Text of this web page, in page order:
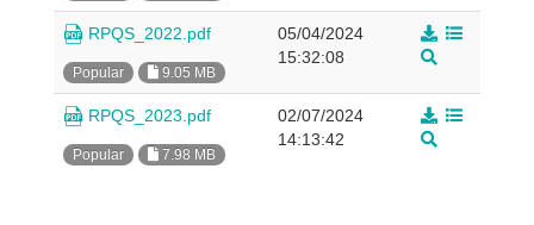
RPQS_2022.pdf
Popular 9.05 MB
05/04/2024
15:32:08
RPQS_2023.pdf
Popular 7.98 MB
02/07/2024
14:13:42